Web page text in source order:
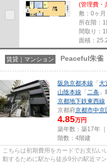
(管理費・
敷：0ヶ
所在階：
間取り：
面積：
賃貸｜マンション Peaceful朱雀
阪急京都本線 「 大
山陰本線 「 二条
京都地下鉄東西線
京都府京都市中京
4.85万円
築年数：築17年
階数：4階建
こちらは初期費用をカードでお支払
動するために駅から徒歩9分の駅近マ